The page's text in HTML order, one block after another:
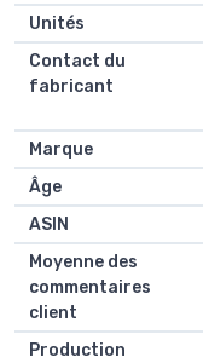
Unités
Contact du
fabricant
Marque
Âge
ASIN
Moyenne des
commentaires
client
Production